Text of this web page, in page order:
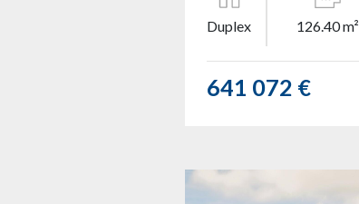
Duplex 126.40 m²
641 072 €